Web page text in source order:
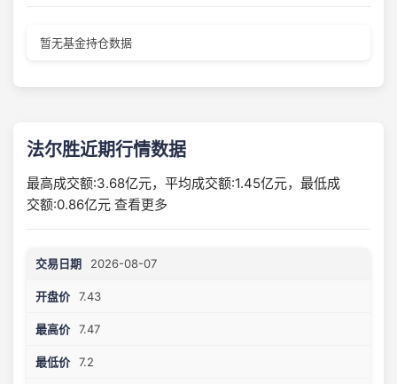
暂无基金持仓数据
法尔胜近期行情数据
最高成交额:3.68亿元，平均成交额:1.45亿元，最低成
交额:0.86亿元 查看更多
2026-08-07
7.43
7.47
7.2